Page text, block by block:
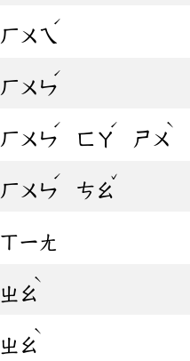
ㄏㄨㄟ
ˊ
ㄏㄨㄣ
ˊ
ㄏㄨㄣ
ˊ
ㄈㄚ
ˊ
ㄕㄨ
ˋ
ㄏㄨㄣ
ˊ
ㄘㄠ
ˇ
ㄒㄧㄤ
ㄓㄠ
ˋ
ㄓㄠ
ˋ